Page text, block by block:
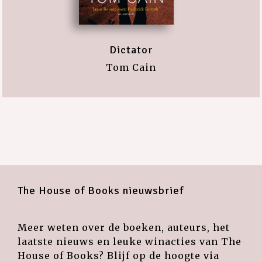
Dictator
Tom Cain
The House of Books nieuwsbrief
Meer weten over de boeken, auteurs, het
laatste nieuws en leuke winacties van The
House of Books? Blijf op de hoogte via